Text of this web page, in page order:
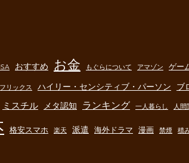
おすすめ お金 もぐらについて アマゾン ゲー
リックス ハイリー・センシティブ・パーソン ブ
ミスチル メタ認知 ランキング 一人暮らし 人間
格安スマホ 楽天 派遣 海外ドラマ 漫画 禁煙 積